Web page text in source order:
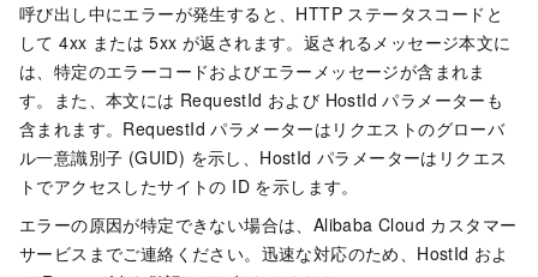
呼び出し中にエラーが発生すると、HTTP ステータスコードと
して 4xx または 5xx が返されます。返されるメッセージ本文に
は、特定のエラーコードおよびエラーメッセージが含まれま
す。また、本文には RequestId および HostId パラメーターも
含まれます。RequestId パラメーターはリクエストのグローバ
ル一意識別子 (GUID) を示し、HostId パラメーターはリクエス
トでアクセスしたサイトの ID を示します。
エラーの原因が特定できない場合は、Alibaba Cloud カスタマー
サービスまでご連絡ください。迅速な対応のため、HostId およ